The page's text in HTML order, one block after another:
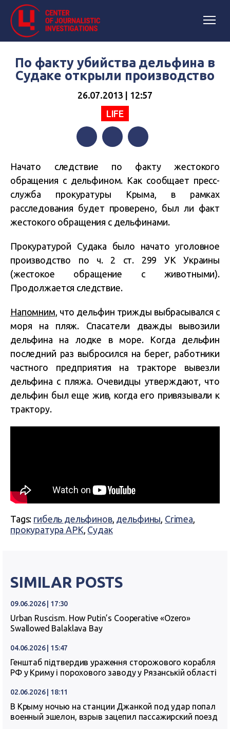
По факту убийства дельфина в
Судаке открыли производство
26.07.2013 | 12:57
LIFE
Начато следствие по факту жестокого
обращения с дельфином. Как сообщает пресс-
служба прокуратуры Крыма, в рамках
расследования будет проверено, был ли факт
жестокого обращения с дельфинами.
Прокуратурой Судака было начато уголовное
производство по ч. 2 ст. 299 УК Украины
(жестокое обращение с животными).
Продолжается следствие.
Напомним, что дельфин трижды выбрасывался с
моря на пляж. Спасатели дважды вывозили
дельфина на лодке в море. Когда дельфин
последний раз выбросился на берег, работники
частного предприятия на тракторе вывезли
дельфина с пляжа. Очевидцы утверждают, что
дельфин был еще жив, когда его привязывали к
трактору.
Tags: гибель дельфинов, дельфины, Crimea,
прокуратура АРК, Судак
SIMILAR POSTS
09.06.2026 | 17:30
Urban Ruscism. How Putin’s Cooperative «Ozero»
Swallowed Balaklava Bay
04.06.2026 | 15:47
Генштаб підтвердив ураження сторожового корабля
РФ у Криму і порохового заводу у Рязанській області
02.06.2026 | 18:11
В Крыму ночью на станции Джанкой под удар попал
военный эшелон, взрыв зацепил пассажирский поезд